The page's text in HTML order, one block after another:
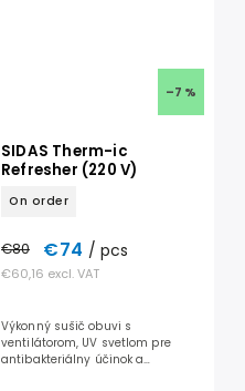
–7 %
SIDAS Therm-ic
Refresher (220 V)
On order
€60,16 excl. VAT
€80 €74 / pcs
Výkonný sušič obuvi s
ventilátorom, UV svetlom pre
antibakteriálny účinok a